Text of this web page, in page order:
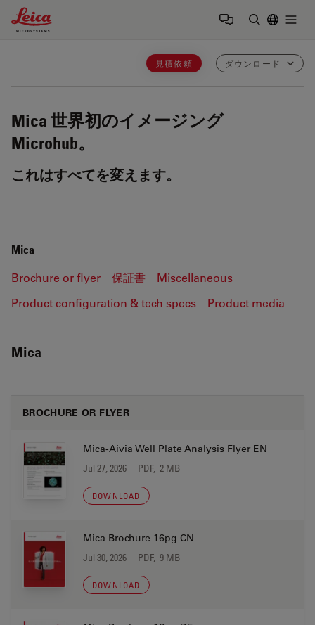
Leica Microsystems Logo
見積依頼 ダウンロード
Mica 世界初のイメージング
Microhub。
これはすべてを変えます。
Mica
Brochure or flyer 保証書
Miscellaneous
Product configuration & tech specs
Product media
Mica
BROCHURE OR FLYER
Mica-Aivia Well Plate Analysis Flyer EN
Jul 27, 2026 PDF, 2 MB
DOWNLOAD
Mica Brochure 16pg CN
Jul 30, 2026 PDF, 9 MB
DOWNLOAD